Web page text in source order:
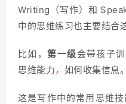
Writing（写作）和
中的思维练习也主要结合
比如，第一级会带孩子
思维能力 ， 如何收集信息。
这是写作中的常用思维